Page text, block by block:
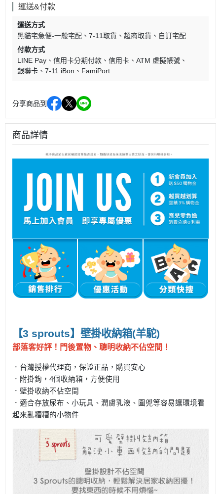
運送&付款
運送方式
黑貓宅急便-一般宅配
7-11取貨 超商取貨
自訂宅配
付款方式
LINE Pay
信用卡分期付款 信用卡
ATM 虛擬帳號
銀聯卡
7-11 iBon FamiPort
分享商品到
商品詳情
【3 sprouts】壁掛收納箱(羊駝)
部落客好評！ 門後置物、聰明收納不佔空間！
．台灣授權代理商，保證正品，購買安心
．附掛鉤，4個收納箱，方便使用
．壁掛收納不佔空間
．適合存放尿布、小玩具、潤膚乳液、圍兜等容易讓環境看
起來亂糟糟的小物件